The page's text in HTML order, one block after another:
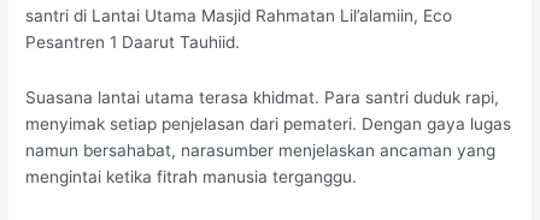
santri di Lantai Utama Masjid Rahmatan Lil’alamiin, Eco
Pesantren 1 Daarut Tauhiid.
Suasana lantai utama terasa khidmat. Para santri duduk rapi,
menyimak setiap penjelasan dari pemateri. Dengan gaya lugas
namun bersahabat, narasumber menjelaskan ancaman yang
mengintai ketika fitrah manusia terganggu.